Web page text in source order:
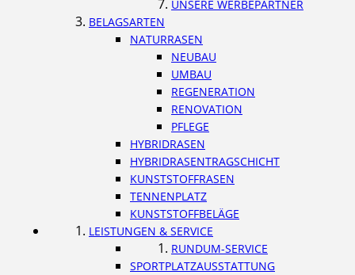
UNSERE WERBEPARTNER
BELAGSARTEN
NATURRASEN
NEUBAU
UMBAU
REGENERATION
RENOVATION
PFLEGE
HYBRIDRASEN
HYBRIDRASENTRAGSCHICHT
KUNSTSTOFFRASEN
TENNENPLATZ
KUNSTSTOFFBELÄGE
LEISTUNGEN & SERVICE
RUNDUM-SERVICE
SPORTPLATZAUSSTATTUNG